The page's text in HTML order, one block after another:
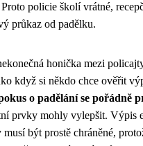
policie školí vrátné,
průkaz od padělku.
honička mezi
když si někdo chce ověřit
o padělání se pořádně
prvky mohly vylepšit. Výpis
být prostě chráněné,